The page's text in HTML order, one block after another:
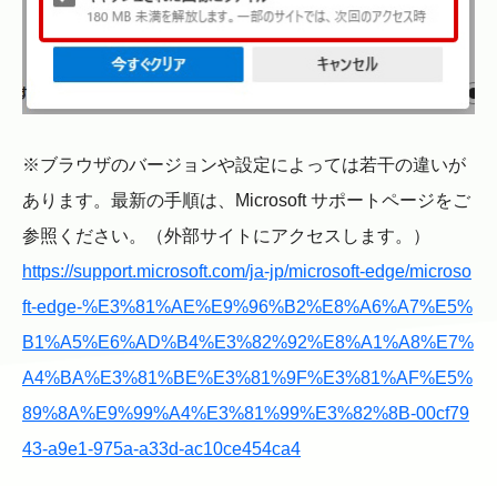
※ブラウザのバージョンや設定によっては若干の違いが
あります。最新の手順は、Microsoft サポートページをご
参照ください。（外部サイトにアクセスします。）
https://support.microsoft.com/ja-jp/microsoft-edge/microso
ft-edge-%E3%81%AE%E9%96%B2%E8%A6%A7%E5%
B1%A5%E6%AD%B4%E3%82%92%E8%A1%A8%E7%
A4%BA%E3%81%BE%E3%81%9F%E3%81%AF%E5%
89%8A%E9%99%A4%E3%81%99%E3%82%8B-00cf79
43-a9e1-975a-a33d-ac10ce454ca4